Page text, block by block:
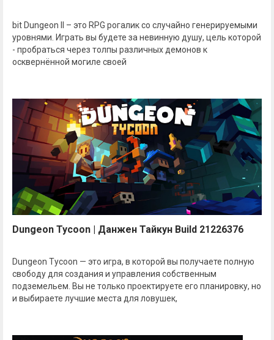
bit Dungeon II – это RPG рогалик со случайно генерируемыми
уровнями. Играть вы будете за невинную душу, цель которой
- пробраться через толпы различных демонов к
осквернённой могиле своей
Dungeon Tycoon | Данжен Тайкун Build 21226376
Dungeon Tycoon — это игра, в которой вы получаете полную
свободу для создания и управления собственным
подземельем. Вы не только проектируете его планировку, но
и выбираете лучшие места для ловушек,